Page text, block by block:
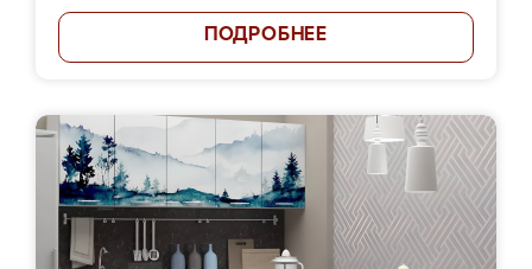
ПОДРОБНЕЕ